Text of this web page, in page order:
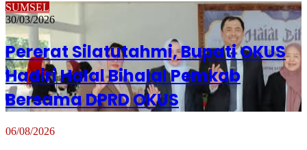
SUMSEL
30/03/2026
Pererat Silatutahmi, Bupati OKUS
Hadiri Halal Bihalal Pemkab
Bersama DPRD OKUS
06/08/2026